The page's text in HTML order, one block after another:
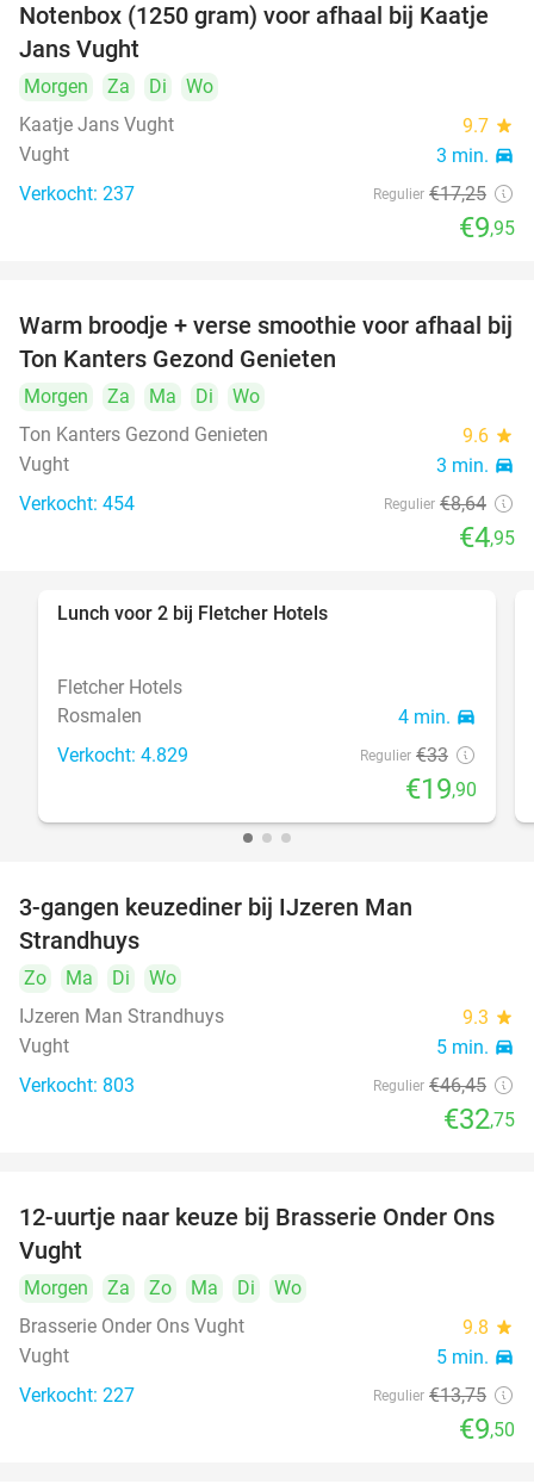
42%
Notenbox (1250 gram) voor afhaal bij Kaatje
Jans Vught
Morgen Za Di
Wo
Kaatje Jans Vught
9.7 star
Vught 3 min. directions_car
Verkocht: 237 Regulier €17,25
€9,95
43%
Warm broodje + verse smoothie voor afhaal bij
Ton Kanters Gezond Genieten
Morgen Za Ma Di
Wo
Ton Kanters Gezond Genieten
9.6 star
Vught 3 min. directions_car
Verkocht: 454 Regulier €8,64
€4,95
Lunch voor 2 bij Fletcher Hotels
Fletcher Hotels
Rosmalen
4 min. directions_car
Verkocht: 4.829 Regulier €33
€19,90
3-gangen keuzediner bij IJzeren Man
Strandhuys
Zo Ma Di
Wo
IJzeren Man Strandhuys
9.3 star
Vught 5 min. directions_car
Verkocht: 803 Regulier €46,45
€32,75
31%
12-uurtje naar keuze bij Brasserie Onder Ons
Vught
Morgen Za Zo Ma Di
Wo
Brasserie Onder Ons Vught
9.8 star
Vught 5 min. directions_car
Verkocht: 227 Regulier €13,75
€9,50